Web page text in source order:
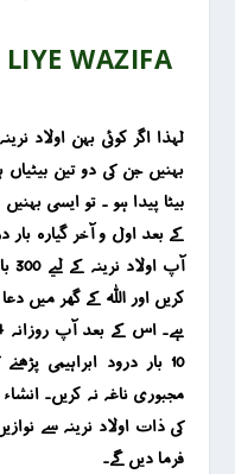
WAZIFA
لہذا اگر کوئی بہن اولاد
بہنیں جن کی دو تین
بیٹا پیدا ہو ۔ تو ایسی
کے بعد اول و آخر گیارہ بار
آپ
کریں اور اللہ کے گھر میں
10 بار درود ابراہیمی
مجبوری ناغہ نہ کریں۔
کی ذات اولاد نرینہ سے
فرما دیں گے۔